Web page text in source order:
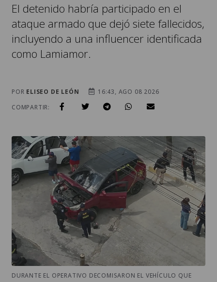
El detenido habría participado en el
ataque armado que dejó siete fallecidos,
incluyendo a una influencer identificada
como Lamiamor.
POR ELISEO DE LEÓN
16:43, AGO 08 2026
COMPARTIR:
DURANTE EL OPERATIVO DECOMISARON EL VEHÍCULO QUE